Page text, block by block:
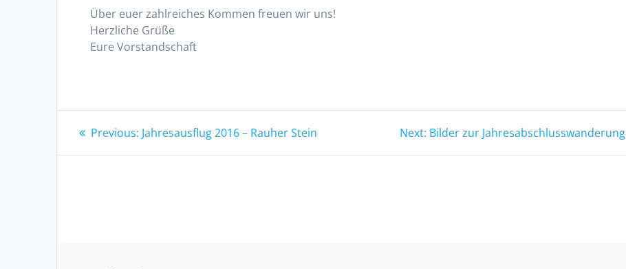
Über euer zahlreiches Kommen freuen wir uns!
Herzliche Grüße
Eure Vorstandschaft
Beitragsnavigation
Previous: Previous
Jahresausflug 2016 – Rauher Stein Next: Next
Bilder zur Jahresabschlusswanderung